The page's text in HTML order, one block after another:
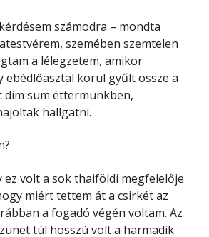
számodra – mondta
szemében szemtelen
a lélegzetem, amikor
ebédlőasztal körül gyűlt össze a
dim sum éttermünkben,
hallgatni.
ez volt a sok thaiföldi megfelelője
miért tettem át a csirkét az
a fogadó végén voltam. Az
túl hosszú volt a harmadik